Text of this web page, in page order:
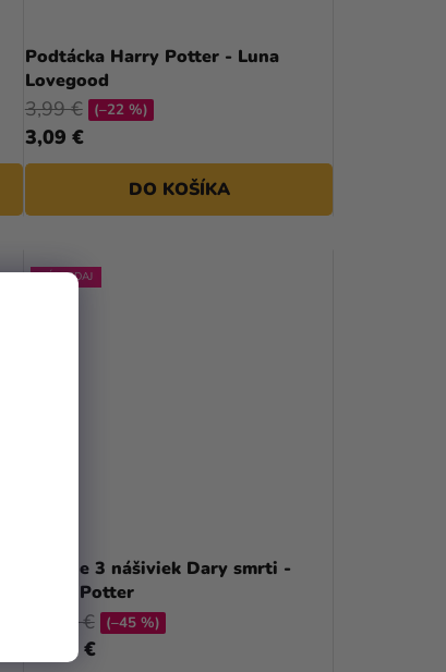
Podtácka Harry Potter - Luna
Lovegood
3,09 €
3,99 € (–22 %)
DO KOŠÍKA
VÝPREDAJ
Balenie 3 nášiviek Dary smrti -
Harry Potter
10,22 €
18,90 € (–45 %)